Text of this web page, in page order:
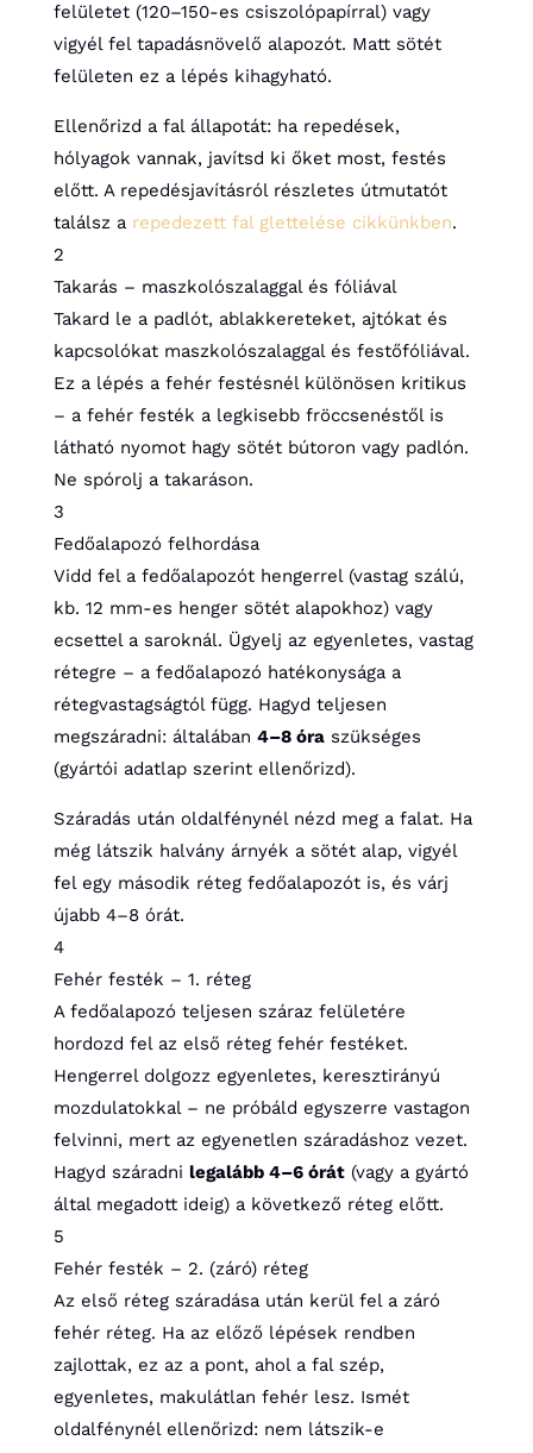
felületet (120–150-es csiszolópapírral) vagy
vigyél fel tapadásnövelő alapozót. Matt sötét
felületen ez a lépés kihagyható.
Ellenőrizd a fal állapotát: ha repedések,
hólyagok vannak, javítsd ki őket most, festés
előtt. A repedésjavításról részletes útmutatót
találsz a repedezett fal glettelése cikkünkben.
2
Takarás – maszkolószalaggal és fóliával
Takard le a padlót, ablakkereteket, ajtókat és
kapcsolókat maszkolószalaggal és festőfóliával.
Ez a lépés a fehér festésnél különösen kritikus
– a fehér festék a legkisebb fröccsenéstől is
látható nyomot hagy sötét bútoron vagy padlón.
Ne spórolj a takaráson.
3
Fedőalapozó felhordása
Vidd fel a fedőalapozót hengerrel (vastag szálú,
kb. 12 mm-es henger sötét alapokhoz) vagy
ecsettel a saroknál. Ügyelj az egyenletes, vastag
rétegre – a fedőalapozó hatékonysága a
rétegvastagságtól függ. Hagyd teljesen
megszáradni: általában 4–8 óraszükséges
(gyártói adatlap szerint ellenőrizd).
Száradás után oldalfénynél nézd meg a falat. Ha
még látszik halvány árnyék a sötét alap, vigyél
fel egy második réteg fedőalapozót is, és várj
újabb 4–8 órát.
4
Fehér festék – 1. réteg
A fedőalapozó teljesen száraz felületére
hordozd fel az első réteg fehér festéket.
Hengerrel dolgozz egyenletes, keresztirányú
mozdulatokkal – ne próbáld egyszerre vastagon
felvinni, mert az egyenetlen száradáshoz vezet.
Hagyd száradni legalább 4–6 órát(vagy a gyártó
által megadott ideig) a következő réteg előtt.
5
Fehér festék – 2. (záró) réteg
Az első réteg száradása után kerül fel a záró
fehér réteg. Ha az előző lépések rendben
zajlottak, ez az a pont, ahol a fal szép,
egyenletes, makulátlan fehér lesz. Ismét
oldalfénynél ellenőrizd: nem látszik-e